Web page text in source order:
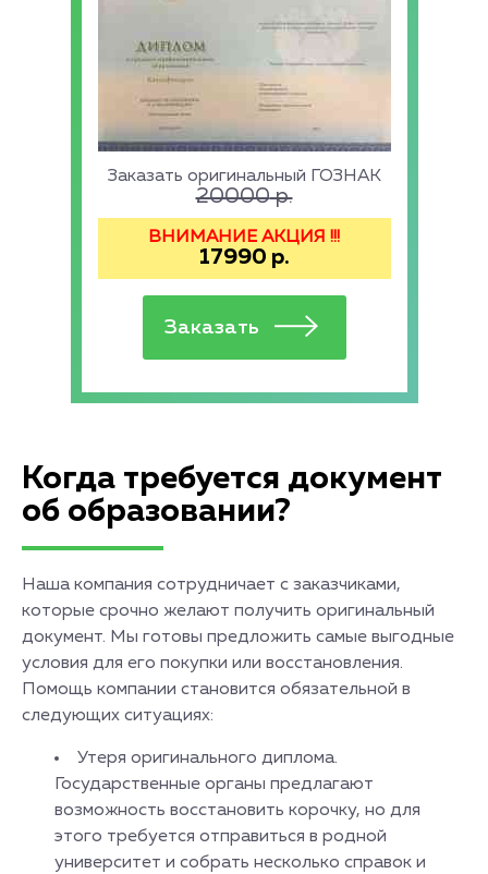
Заказать оригинальный ГОЗНАК
20000р.
ВНИМАНИЕ АКЦИЯ !!!
17990 р.
Когда требуется документ
об образовании?
Наша компания сотрудничает с заказчиками,
которые срочно желают получить оригинальный
документ. Мы готовы предложить самые выгодные
условия для его покупки или восстановления.
Помощь компании становится обязательной в
следующих ситуациях:
Утеря оригинального диплома.
Государственные органы предлагают
возможность восстановить корочку, но для
этого требуется отправиться в родной
университет и собрать несколько справок и